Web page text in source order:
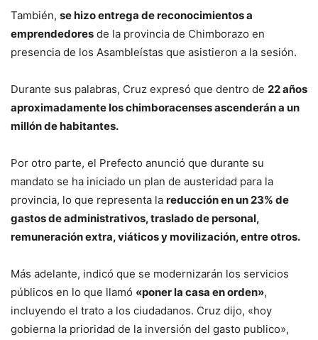
También, se hizo entrega de reconocimientos a
emprendedores de la provincia de Chimborazo en
presencia de los Asambleístas que asistieron a la sesión.
Durante sus palabras, Cruz expresó que dentro de 22 años
aproximadamente los chimboracenses ascenderán a un
millón de habitantes.
Por otro parte, el Prefecto anunció que durante su
mandato se ha iniciado un plan de austeridad para la
provincia, lo que representa la reducción en un 23% de
gastos de administrativos, traslado de personal,
remuneración extra, viáticos y movilización, entre otros.
Más adelante, indicó que se modernizarán los servicios
públicos en lo que llamó «poner la casa en orden»,
incluyendo el trato a los ciudadanos. Cruz dijo, «hoy
gobierna la prioridad de la inversión del gasto publico»,